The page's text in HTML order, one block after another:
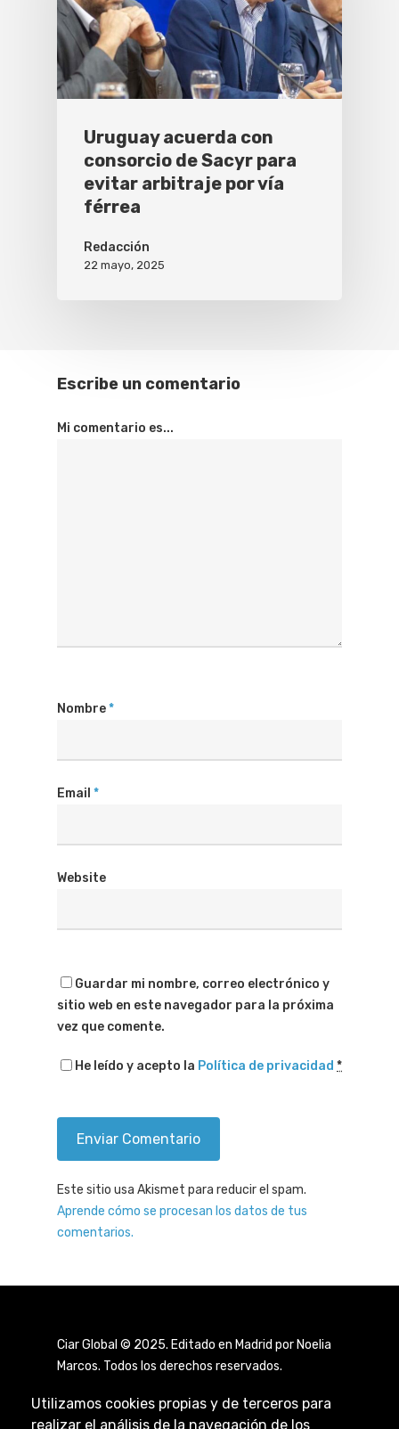
Utilizamos cookies propias y de terceros para
realizar el análisis de la navegación de los
Uruguay acuerda con
consorcio de Sacyr para
evitar arbitraje por vía
férrea
Redacción
22 mayo, 2025
Escribe un comentario
Mi comentario es...
Nombre*
Email *
Website
Guardar mi nombre, correo electrónico y
sitio web en este navegador para la próxima
vez que comente.
He leído y acepto la Política de privacidad *
Este sitio usa Akismet para reducir el spam.
Aprende cómo se procesan los datos de tus
comentarios.
Ciar Global © 2025. Editado en Madrid por Noelia
Marcos. Todos los derechos reservados.